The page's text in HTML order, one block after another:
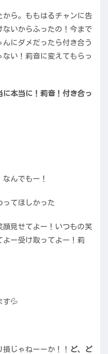
ら。ももはるチャンに告
いからふったの！今まで
にダメだったら付き合う
い！莉音に変えてもらっ
本当に！莉音！付き合っ
なんでもー！
てほしかった
顔見せてよー！いつもの笑
よー受け取ってよー！莉
す💦
損じゃねーーか！！ ど、ど